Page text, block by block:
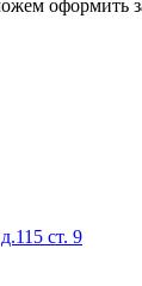
оформить
ст. 9